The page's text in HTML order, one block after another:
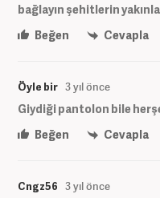
bağlayın şehitlerin
Beğen
Cevapla
Öyle bir 3 yıl önce
Giydiği pantolon bile
Beğen
Cevapla
Cngz56 3 yıl önce